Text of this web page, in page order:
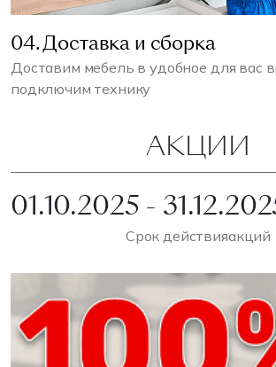
04. Доставка и сборка
Доставим мебель в удобное для вас
подключим технику
АКЦИИ
01.10.2025 -
Срок действияакций